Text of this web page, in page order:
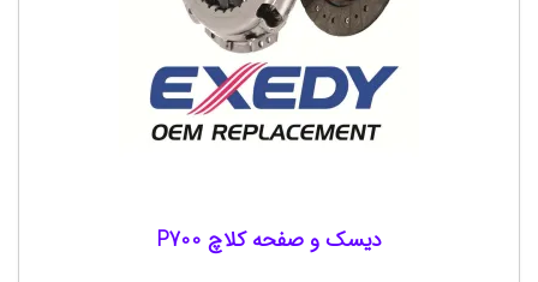
دیسک و صفحه کلاچ P700